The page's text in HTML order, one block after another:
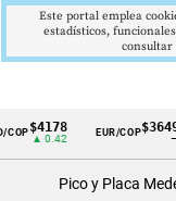
Cintillo
$4178
▲ 0.42
EUR/COP$3649
Pico y Placa
Este portal emplea
estadísticos,
consultar